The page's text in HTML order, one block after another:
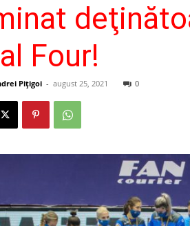
Four!
Pițigoi - august 25, 2021 0